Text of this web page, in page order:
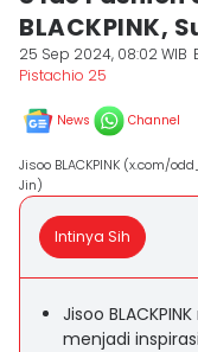
BLACKPINK,
25 Sep 2024, 08:02 WIB
Pistachio 25
News Channel
Jisoo BLACKPINK (x.com/
Jin)
Intinya Sih
Jisoo
menjadi